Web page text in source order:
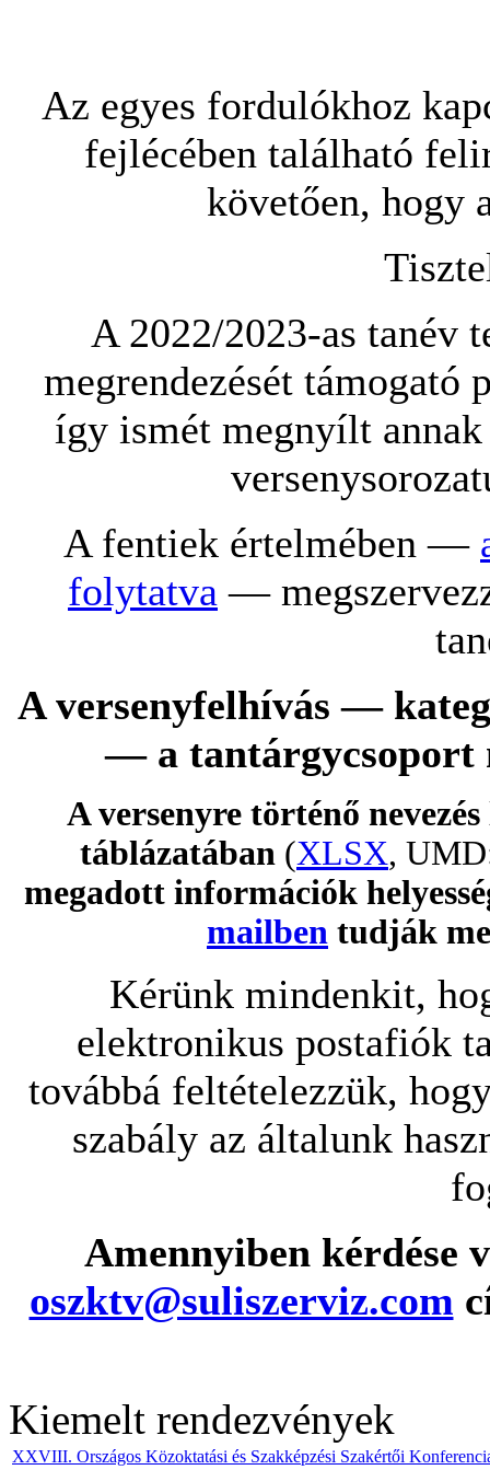
Az egyes fordulókhoz
fejlécében található
követően, hogy
A 2022/2023-as tanév
megrendezését támogató
így ismét megnyílt annak
A fentiek értelmében —
folytatva —
A versenyfelhívás —
— a tantárgycsoport
A versenyre történő
táblázatában (XLSX,
megadott információk
mailben tudják
Kérünk mindenkit,
elektronikus postafiók
továbbá feltételezzük,
szabály az általunk
Amennyiben kérdése
oszktv@suliszerviz.com
Kiemelt rendezvények
XXVIII. Országos Közoktatási és Szakképzési Szakértői